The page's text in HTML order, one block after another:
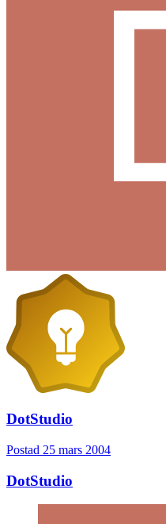
DotStudio
Postad 25 mars 2004
DotStudio